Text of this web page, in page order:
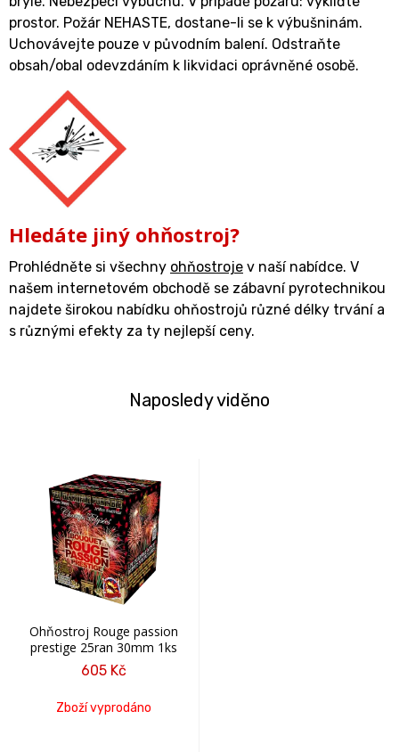
prostor. Požár NEHASTE, dostane-li se k výbušninám.
Uchovávejte pouze v původním balení. Odstraňte
obsah/obal odevzdáním k likvidaci oprávněné osobě.
Hledáte jiný ohňostroj?
Prohlédněte si všechny ohňostroje v naší nabídce. V
našem internetovém obchodě se zábavní pyrotechnikou
najdete širokou nabídku ohňostrojů různé délky trvání a
s různými efekty za ty nejlepší ceny.
Naposledy viděno
Ohňostroj Rouge passion
prestige 25ran 30mm 1ks
605 Kč
Zboží vyprodáno